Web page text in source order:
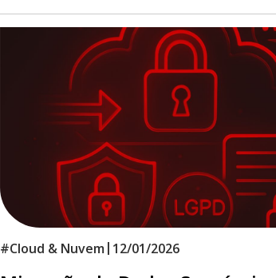
#Cloud & Nuvem | 12/01/2026